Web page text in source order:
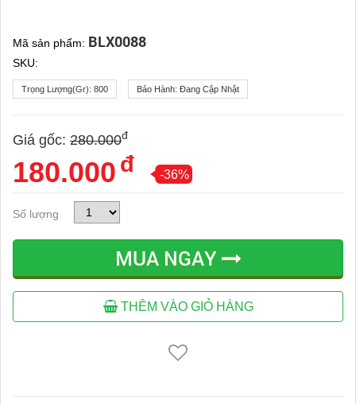
Mã sản phẩm: BLX0088
SKU:
Trọng Lượng(gr): 800 Bảo Hành: Đang Cập Nhật
Giá gốc: 280.000đ
180.000 đ -36%
Số lượng
MUA NGAY
THÊM VÀO GIỎ HÀNG